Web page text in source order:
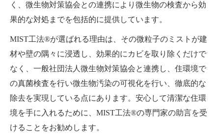
く、微生物対策協会との連携により微生物の検査から効
果的な対処までを包括的に提供しています。
MIST工法®が選ばれる理由は、その微粒子のミストが建
材や壁の隅々に浸透し、効果的にカビを取り除くだけで
なく、一般社団法人微生物対策協会と連携し、住環境で
の真菌検査を行い微生物汚染の可視化を行い、徹底的な
除去を実現している点にあります。安心して清潔な住環
境を手に入れるために、MIST工法®の専門家の助言を受
けることをお勧めします。